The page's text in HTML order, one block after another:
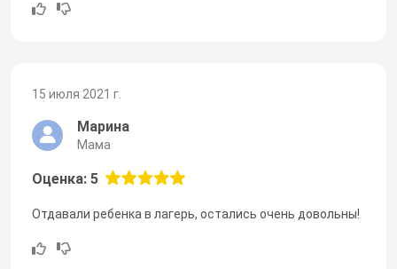
15 июля 2021 г.
Марина
Мама
Оценка: 5
Отдавали ребенка в лагерь, остались очень довольны!